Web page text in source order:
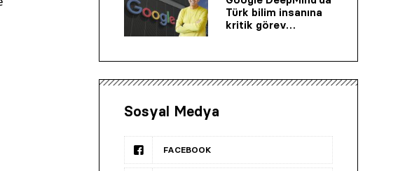
Türk bilim insanına
kritik görev…
Sosyal Medya
FACEBOOK